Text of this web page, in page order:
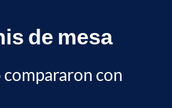
de mesa
con